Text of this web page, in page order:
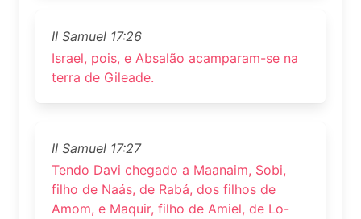
II Samuel 17:26
Israel, pois, e Absalão acamparam-se na
terra de Gileade.
II Samuel 17:27
Tendo Davi chegado a Maanaim, Sobi,
filho de Naás, de Rabá, dos filhos de
Amom, e Maquir, filho de Amiel, de Lo-